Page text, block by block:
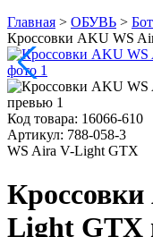
Главная > ОБУВЬ >
Кроссовки AKU WS
Код товара: 16066-610
Артикул: 788-058-3
WS Aira V-Light GTX
Light GTX